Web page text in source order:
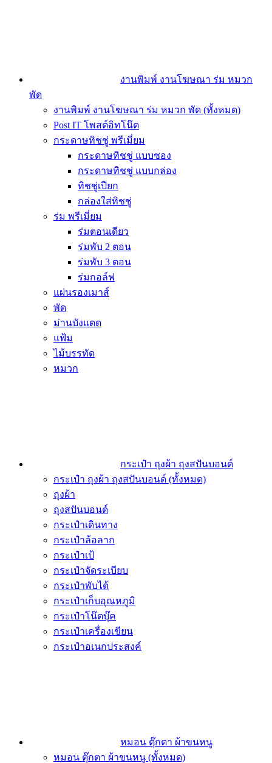
งานพิมพ์ งานโฆษณา ร่ม หมวก
พัด
งานพิมพ์ งานโฆษณา ร่ม หมวก พัด (ทั้งหมด)
Post IT โพสต์อิทโน๊ต
กระดาษทิชชู่ พรีเมี่ยม
กระดาษทิชชู่ แบบซอง
กระดาษทิชชู่ แบบกล่อง
ทิชชู่เปียก
กล่องใส่ทิชชู่
ร่ม พรีเมี่ยม
ร่มตอนเดียว
ร่มพับ 2 ตอน
ร่มพับ 3 ตอน
ร่มกอล์ฟ
แผ่นรองเมาส์
พัด
ม่านบังแดด
แฟ้ม
ไม้บรรทัด
หมวก
กระเป๋า ถุงผ้า ถุงสปันบอนด์
กระเป๋า ถุงผ้า ถุงสปันบอนด์ (ทั้งหมด)
ถุงผ้า
ถุงสปันบอนด์
กระเป๋าเดินทาง
กระเป๋าล้อลาก
กระเป๋าเป้
กระเป๋าจัดระเบียบ
กระเป๋าพับได้
กระเป๋าเก็บอุณหภูมิ
กระเป๋าโน๊ตบุ๊ค
กระเป๋าเครื่องเขียน
กระเป๋าอเนกประสงค์
หมอน ตุ๊กตา ผ้าขนหนู
หมอน ตุ๊กตา ผ้าขนหนู (ทั้งหมด)